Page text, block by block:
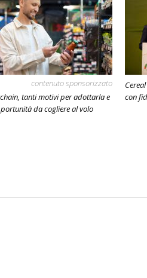
contenuto sponsorizzato
tanti motivi per adottarla e
da cogliere al volo
con